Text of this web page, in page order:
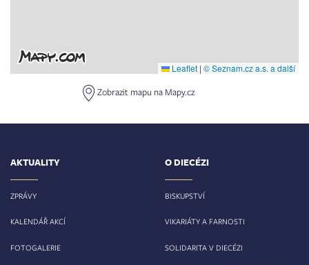
Leaflet | © Seznam.cz a.s. a další
Zobrazit mapu na Mapy.cz
AKTUALITY
ZPRÁVY
KALENDÁŘ AKCÍ
FOTOGALERIE
O DIECÉZI
BISKUPSTVÍ
VIKARIÁTY A FARNOSTI
SOLIDARITA V DIECÉZI